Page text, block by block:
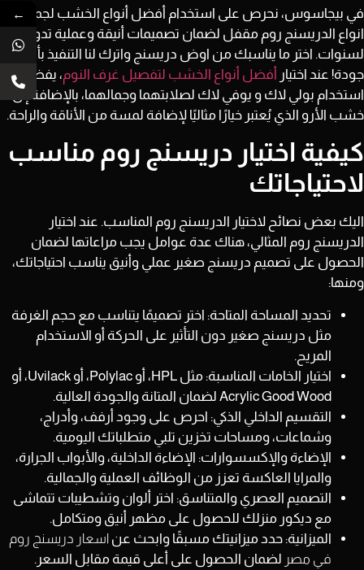
في بيجاسوس، نحرص على استخدام أفضل أنواع الخشب لجميع
انواع الدريسنج روم مقفل لضمان تصميمات أنيقة وعملية تدوم
لسنوات. اختر ما يناسبك من اوض دريسنج واترك لنا التنفيذ بأعلى
جودة! عند اختيار أفضل أنواع الخشب لتفصيل غرف النوم، يفضل
استخدام بولي لاك و يوفي لاك لصلابتهما وجمالهما، بالإضافة إلى
خشب الأرو الذي يُعتبر خيارًا مثاليًا لإضافة لمسة من الأناقة والراحة.
كيفية اختيار دريسنج روم مناسب
لاحتياجاتك
اليك بعض نصائح لاختيار الدريسنج روم المناسب. عند اختيار
الدريسنج روم المثالي، هناك عدة عوامل يجب مراعاتها لضمان
الحصول على تصميم دريسنج صغير عملي وأنيق يناسب احتياجاتك،
ومنها:
تحديد المساحة المتاحة: اختر تصميمًا يتناسب مع حجم الغرفة
مثل دريسنج صغير دون التأثير على الحركة أو الاستخدام
المريح.
اختيار الخامات المناسبة: مثل
HPL، أو Polylac، أو Uvilack، أو
Acrylic Good Wood لضمان المتانة والجودة العالية.
التقسيم الداخلي الذكي: احرص على وجود أرفف، وأدراج،
وشماعات، ومساحات تخزين تلبي متطلباتك اليومية.
الإضاءة والإكسسوارات: الإضاءة الداخلية، والأبواب الجرارة،
والمرايا العاكسة تعزز من الوظائف العملية والجمالية.
التصميم العصري والمتناسق: اختر ألوان وتشطيبات تتماشى
مع ديكور منزلك للحصول على مظهر أنيق ومتكامل.
الميزانية: حدد ميزانيتك مسبقًا وابحث عن اسعار دريسنج روم
في مصر لضمان الحصول على أعلى قيمة مقابل السعر.
←